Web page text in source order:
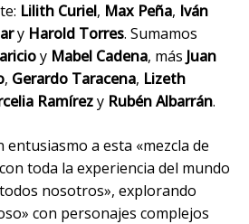
Lilith Curiel, Max Peña, Iván
y Harold Torres. Sumamos
y Mabel Cadena, más Juan
, Gerardo Taracena, Lizeth
Ramírezy Rubén Albarrán.
entusiasmo a esta «mezcla de
toda la experiencia del mundo
nosotros», explorando
con personajes complejos